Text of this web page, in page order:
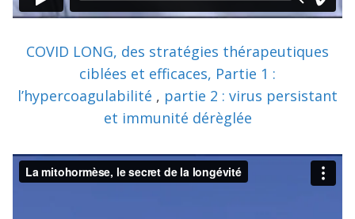
COVID LONG, des stratégies thérapeutiques
ciblées et efficaces, Partie 1 :
l’hypercoagulabilité , partie 2 : virus persistant
et immunité dérèglée